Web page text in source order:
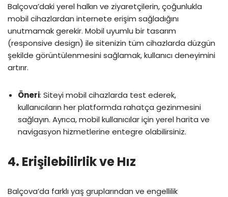
Balçova’daki yerel halkın ve ziyaretçilerin, çoğunlukla
mobil cihazlardan internete erişim sağladığını
unutmamak gerekir. Mobil uyumlu bir tasarım
(responsive design) ile sitenizin tüm cihazlarda düzgün
şekilde görüntülenmesini sağlamak, kullanıcı deneyimini
artırır.
Öneri: Siteyi mobil cihazlarda test ederek,
kullanıcıların her platformda rahatça gezinmesini
sağlayın. Ayrıca, mobil kullanıcılar için yerel harita ve
navigasyon hizmetlerine entegre olabilirsiniz.
4. Erişilebilirlik ve Hız
Balçova’da farklı yaş gruplarından ve engellilik